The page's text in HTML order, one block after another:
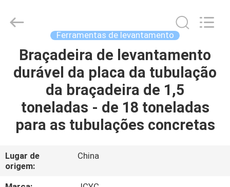
CASA
PRODUTOS
SOBRE
NÓS
EXCURSÃO
Crane
Machinery
Reserved.
Ferramentas de levantamento
Braçadeira de levantamento
durável da placa da tubulação
da braçadeira de 1,5
toneladas - de 18 toneladas
para as tubulações concretas
Lugar de
origem:
China